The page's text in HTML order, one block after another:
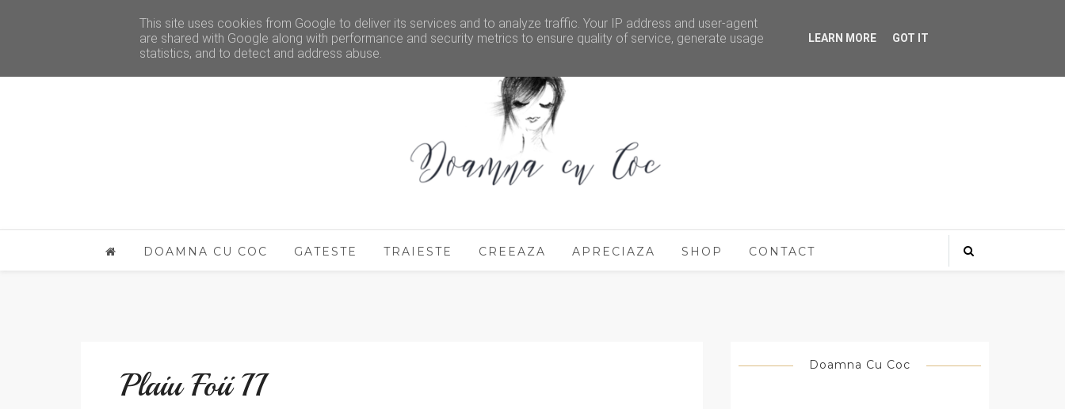
DOAMNA CU COC GATESTE TRAIESTE CREEAZA APRECIAZA SHOP CONTACT
Plaiu Foii II
Doamna Cu Coc
This site uses cookies from Google to deliver its services and to analyze traffic. Your IP address and user-agent
are shared with Google along with performance and security metrics to ensure quality of service, generate usage
statistics, and to detect and address abuse.
LEARN MORE GOT IT